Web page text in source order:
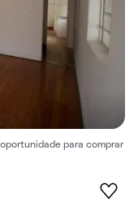
para comprar